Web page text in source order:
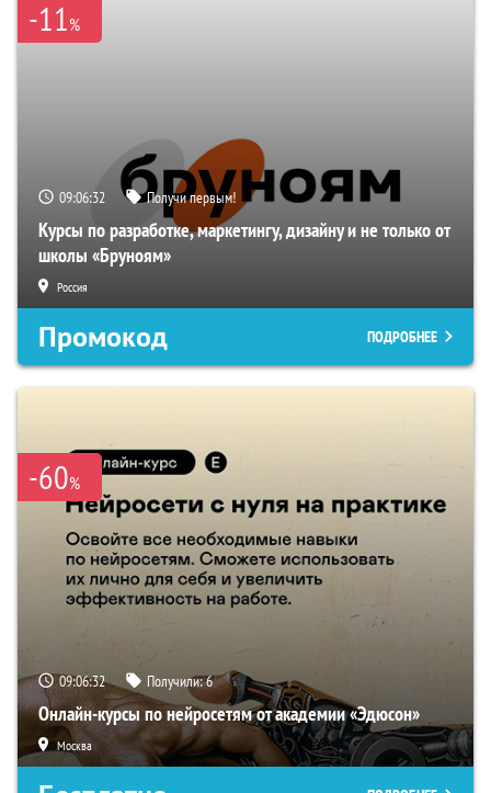
-11%
09:06:31 Получи первым!
Курсы по разработке, маркетингу, дизайну и не только от
школы «Бруноям»
Россия
Промокод ПОДРОБНЕЕ
-60%
09:06:31 Получили:6
Онлайн-курсы по нейросетям от академии «Эдюсон»
Москва